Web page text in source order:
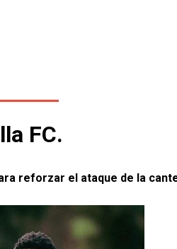
FC.
reforzar el ataque de la